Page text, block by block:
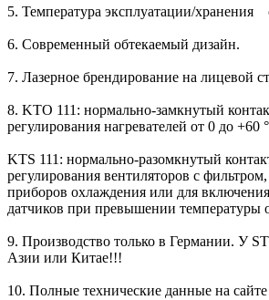
5. Температура эксплуатации/хранения
6. Современный обтекаемый дизайн.
7. Лазерное брендирование на лицевой
8. KTO 111: нормально-замкнутый
регулирования нагревателей от 0 до +60
KTS 111: нормально-разомкнутый
регулирования вентиляторов с
приборов охлаждения или для
датчиков при превышении температуры
9. Производство только в Германии. У
Азии или Китае!!!
10. Полные технические данные на